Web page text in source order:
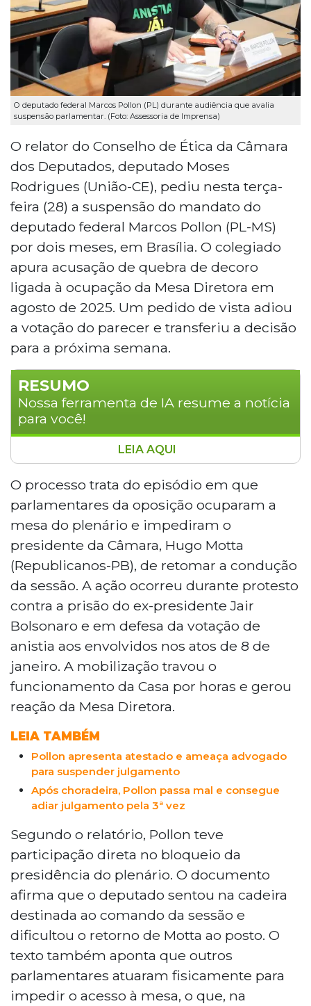
O deputado federal Marcos Pollon (PL) durante audiência que avalia
suspensão parlamentar. (Foto: Assessoria de Imprensa)
O relator do Conselho de Ética da Câmara
dos Deputados, deputado Moses
Rodrigues (União-CE), pediu nesta terça-
feira (28) a suspensão do mandato do
deputado federal Marcos Pollon (PL-MS)
por dois meses, em Brasília. O colegiado
apura acusação de quebra de decoro
ligada à ocupação da Mesa Diretora em
agosto de 2025. Um pedido de vista adiou
a votação do parecer e transferiu a decisão
para a próxima semana.
RESUMO
Nossa ferramenta de IA resume a notícia
para você!
O relator do Conselho de Ética da
Câmara, deputado Moses Rodrigues
(União-CE), pediu a suspensão do
mandato de Marcos Pollon (PL-MS) por
dois meses, após o deputado ter ocupado
a mesa do plenário em agosto de 2025,
impedindo o presidente Hugo Motta de
conduzir a sessão. Um pedido de vista
adiou a votação para a próxima semana.
Pollon nega irregularidades e diz sofrer
perseguição política.
LEIA AQUI
O processo trata do episódio em que
parlamentares da oposição ocuparam a
mesa do plenário e impediram o
presidente da Câmara, Hugo Motta
(Republicanos-PB), de retomar a condução
da sessão. A ação ocorreu durante protesto
contra a prisão do ex-presidente Jair
Bolsonaro e em defesa da votação de
anistia aos envolvidos nos atos de 8 de
janeiro. A mobilização travou o
funcionamento da Casa por horas e gerou
reação da Mesa Diretora.
LEIA TAMBÉM
Pollon apresenta atestado e ameaça advogado
para suspender julgamento
Após choradeira, Pollon passa mal e consegue
adiar julgamento pela 3ª vez
Segundo o relatório, Pollon teve
participação direta no bloqueio da
presidência do plenário. O documento
afirma que o deputado sentou na cadeira
destinada ao comando da sessão e
dificultou o retorno de Motta ao posto. O
texto também aponta que outros
parlamentares atuaram fisicamente para
impedir o acesso à mesa, o que, na